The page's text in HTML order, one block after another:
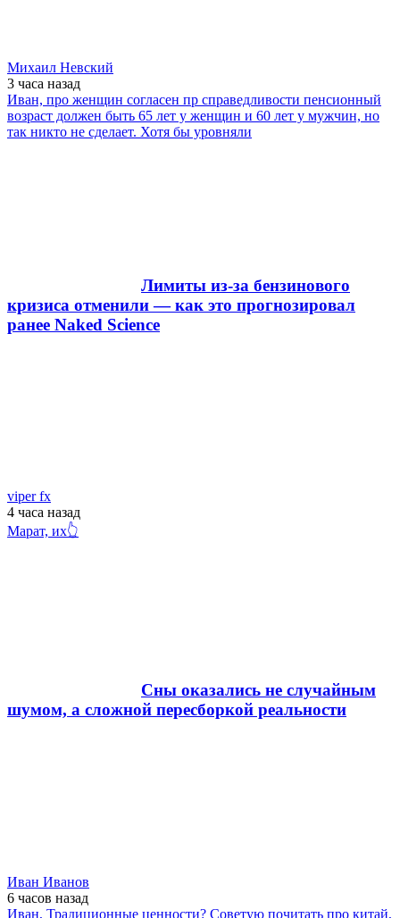
Михаил Невский
3 часа назад
Иван, про женщин согласен пр справедливости пенсионный
возраст должен быть 65 лет у женщин и 60 лет у мужчин, но
так никто не сделает. Хотя бы уровняли
Лимиты из-за бензинового
кризиса отменили — как это прогнозировал
ранее Naked Science
viper fx
4 часа назад
Марат, их👆
Сны оказались не случайным
шумом, а сложной пересборкой реальности
Иван Иванов
6 часов назад
Иван, Традиционные ценности? Советую почитать про китай,